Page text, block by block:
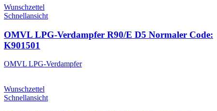
Wunschzettel
Schnellansicht
OMVL LPG-Verdampfer R90/E D5 Normaler Code:
K901501
OMVL LPG-Verdampfer
Wunschzettel
Schnellansicht